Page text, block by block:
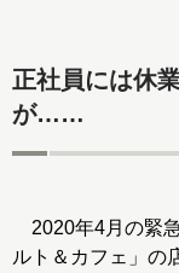
正社員には休
が……
2020年4月の緊
ルト＆カフェ」の